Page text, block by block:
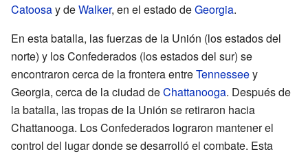
Catoosay deWalker, en el estado deGeorgia.
En esta batalla, las fuerzas de la Unión (los estados del
norte) y los Confederados (los estados del sur) se
encontraron cerca de la frontera entreTennesseey
Georgia, cerca de la ciudad deChattanooga. Después de
la batalla, las tropas de la Unión se retiraron hacia
Chattanooga. Los Confederados lograron mantener el
control del lugar donde se desarrolló el combate. Esta